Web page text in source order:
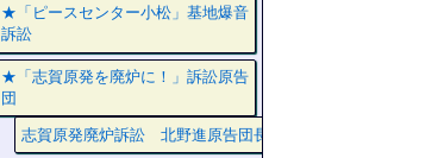
★「ピースセンター小松」基地爆音
訴訟
★「志賀原発を廃炉に！」訴訟原告
団
志賀原発廃炉訴訟 北野進原告団長